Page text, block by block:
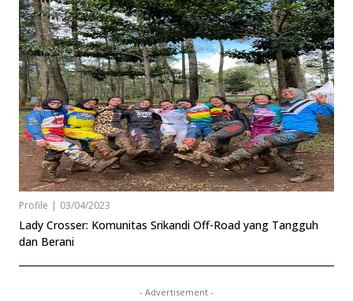
Profile | 03/04/2023
Lady Crosser: Komunitas Srikandi Off-Road yang Tangguh
dan Berani
- Advertisement -